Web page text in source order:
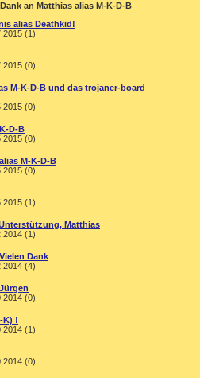
an Matthias alias M-K-D-B
alias Deathkid!
(1)
(0)
M-K-D-B und das trojaner-board
(0)
D-B
(0)
M-K-D-B
(0)
(1)
Matthias
(1)
Dank
(4)
(0)
K) !
(1)
(0)